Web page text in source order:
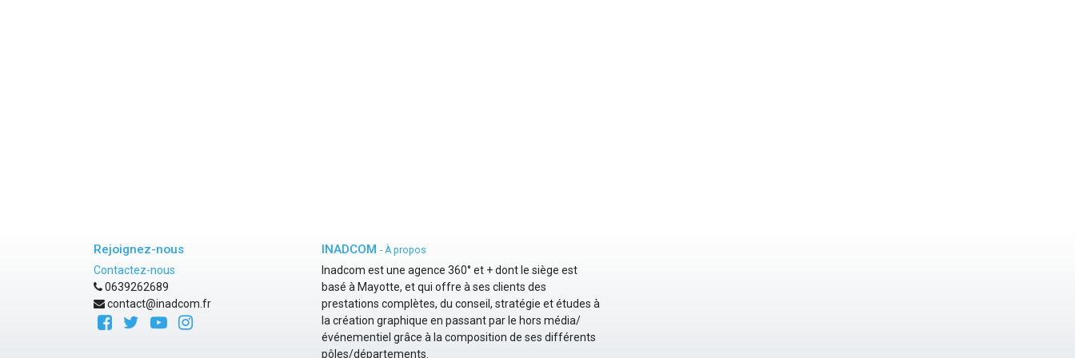
Rejoignez-nous
Contactez-nous
0639262689
contact@inadcom.fr
INADCOM -À propos
Inadcom est une agence 360° et + dont le siège est
basé à Mayotte, et qui offre à ses clients des
prestations complètes, du conseil, stratégie et études à
la création graphique en passant par le hors média/
événementiel grâce à la composition de ses différents
pôles/départements.